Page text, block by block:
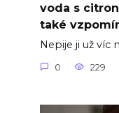
voda s
také
Nepije ji už víc
0 229